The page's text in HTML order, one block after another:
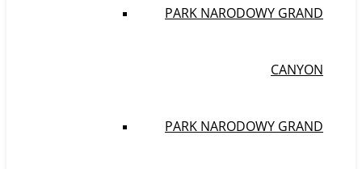
PARK NARODOWY GRAND
CANYON
PARK NARODOWY GRAND